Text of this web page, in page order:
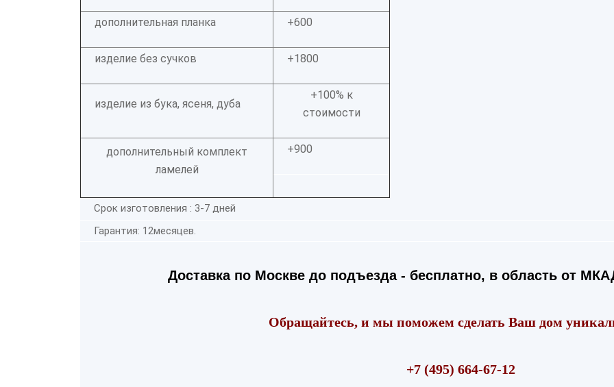
дополнительная планка +600
изделие без сучков +1800
изделие из бука, ясеня, дуба
+100% к
стоимости
дополнительный комплект
ламелей
+900
Срок изготовления : 3-7 дней
Гарантия: 12месяцев.
Доставка по Москве до подъезда - бесплатно, в область от
Обращайтесь, и мы поможем сделать Ваш дом
+7 (495) 664-67-12